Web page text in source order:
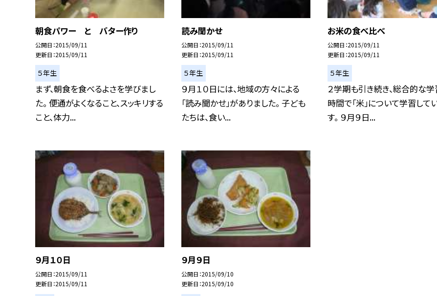
朝食パワー と バター作り
公開日 2015/09/11
更新日 2015/09/11
５年生
まず、朝食を食べるよさを学びまし
た。 便通がよくなること、スッキリする
こと、体力...
読み聞かせ
公開日 2015/09/11
更新日 2015/09/11
５年生
９月１０日には、地域の方々による
「読み聞かせ」がありました。 子ども
たちは、食い...
お米の食べ比べ
公開日 2015/09/11
更新日 2015/09/11
５年生
２学期も引き続き、総合的な
時間で「米」について学習して
す。 ９月９日...
９月１０日
公開日 2015/09/11
更新日 2015/09/11
９月９日
公開日 2015/09/10
更新日 2015/09/10